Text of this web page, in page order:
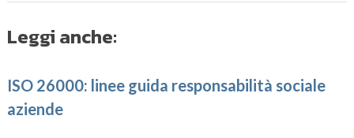
Leggi anche:
ISO 26000: linee guida responsabilità sociale
aziende